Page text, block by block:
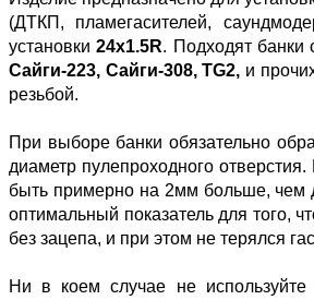
(ДТКП, пламегасителей,
установки24х1.5R. Подходят банки
Сайги-223, Сайги-308, TG2, и
резьбой.
При выборе банки обязательно
диаметр пулепроходного
быть примерно на 2мм больше, чем
оптимальный показатель для того,
без зацепа, и при этом не терялся
Ни в коем случае не